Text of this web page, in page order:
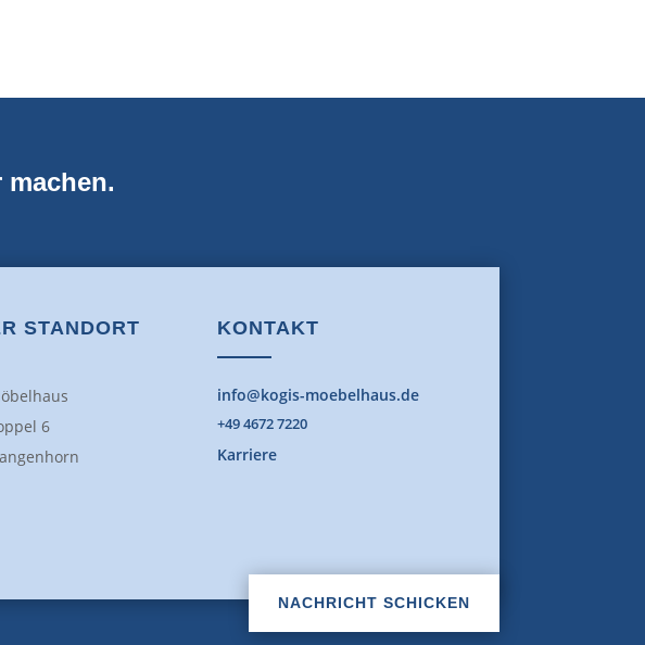
STANDORT
6
KONTAKT
info@kogis-moebelhaus.de
+49 4672 7220
Karriere
NACHRICHT SCHICKEN